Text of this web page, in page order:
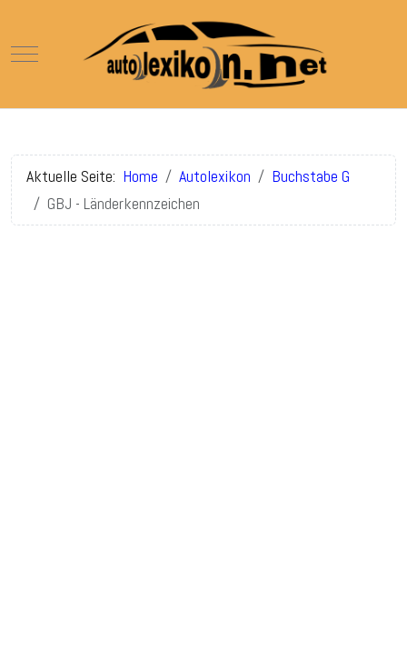
Mobile Menu Toggle
Aktuelle Seite: Home Autolexikon
Buchstabe G
GBJ - Länderkennzeichen